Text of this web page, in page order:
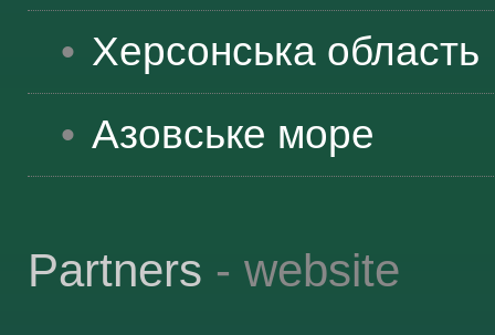
Херсонська область
Азовське море
Partners - website